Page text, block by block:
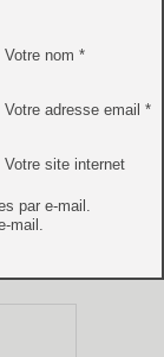
Votre nom *
Votre adresse email *
Votre site internet
par e-mail.
mail.